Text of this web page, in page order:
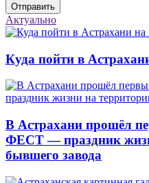
Отправить
Актуально
Куда пойти в
В Астрахани прошёл
ФЕСТ — праздник
бывшего завода